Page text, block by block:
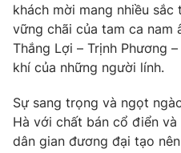
khách mời mang nhiều
vững chãi của tam ca nam
Thắng Lợi – Trịnh Phương
khí của những người lính.
Sự sang trọng và ngọt
Hà với chất bán cổ điển
dân gian đương đại tạo